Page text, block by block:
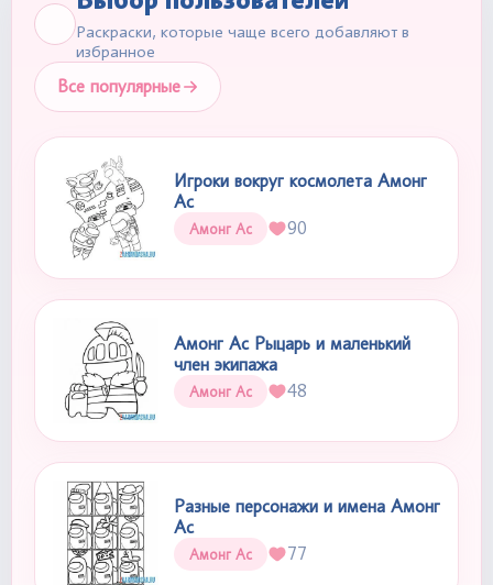
Раскраски, которые чаще всего добавляют в
избранное
Все популярные
Игроки вокруг космолета Амонг
Ас
Амонг Ас 90
Амонг Ас Рыцарь и маленький
член экипажа
Амонг Ас 48
Разные персонажи и имена Амонг
Ас
Амонг Ас 77